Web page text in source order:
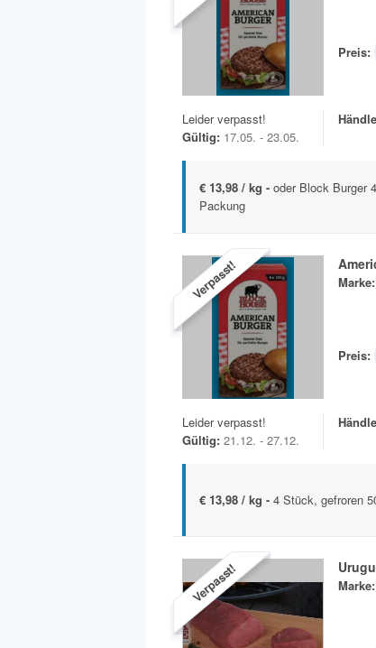
Preis:
Leider verpasst!
Gültig: 17.05. - 23.05.
€ 13,98 / kg - oder Block Burger
Packung
Verpasst! Marke:
Preis:
Leider verpasst!
Gültig: 21.12. - 27.12.
€ 13,98 / kg - 4 Stück, gefroren
Verpasst! Marke: